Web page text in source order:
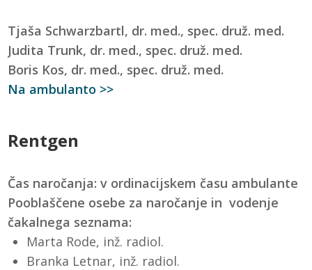
Tjaša Schwarzbartl, dr. med., spec. druž. med.
Judita Trunk, dr. med., spec. druž. med.
Boris Kos, dr. med., spec. druž. med.
Na ambulanto >>
Rentgen
Čas naročanja: v ordinacijskem času ambulante
Pooblaščene osebe za naročanje in vodenje
čakalnega seznama:
Marta Rode, inž. radiol.
Branka Letnar, inž. radiol.